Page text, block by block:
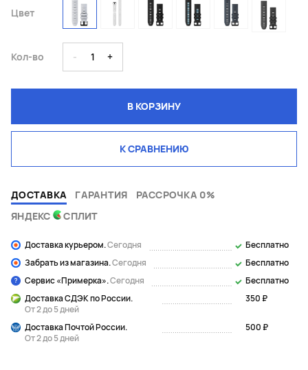
Цвет
Кол-во - 1 +
В КОРЗИНУ
К СРАВНЕНИЮ
ДОСТАВКА ГАРАНТИЯ
РАССРОЧКА 0%
ЯНДЕКС
СПЛИТ
Доставка курьером.Сегодня
Бесплатно
Забрать из магазина.Сегодня
Бесплатно
Сервис «Примерка».Сегодня
Бесплатно
Доставка СДЭК по России.
От 2 до 5 дней
350 ₽
Доставка Почтой России.
От 2 до 5 дней
500 ₽